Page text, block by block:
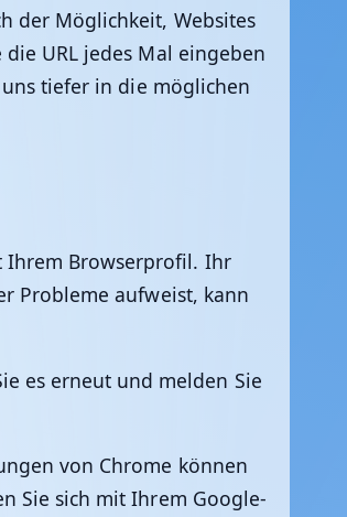
der Möglichkeit, Websites
URL jedes Mal eingeben
tiefer in die möglichen
Browserprofil. Ihr
Probleme aufweist, kann
es erneut und melden Sie
von Chrome können
Sie sich mit Ihrem Google-